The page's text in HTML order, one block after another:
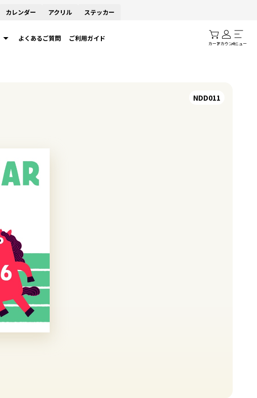
カレンダー アクリル ステッカー
よくあるご質問 ご利用ガイド
カートアカウントメニュー
NDD011